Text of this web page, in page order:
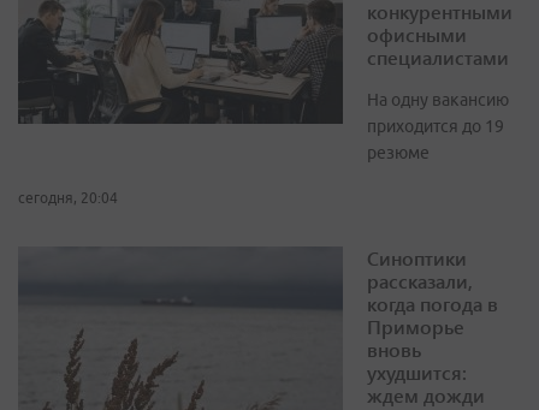
конкурентными
офисными
специалистами
На одну вакансию
приходится до 19
резюме
сегодня, 20:04
Синоптики
рассказали,
когда погода в
Приморье
вновь
ухудшится:
ждем дожди